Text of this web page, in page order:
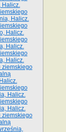
Halicz.
Halicz.
Halicz.
Halicz.
Halicz.
ziemskiego
Halicz.
Halicz.
ziemskiego